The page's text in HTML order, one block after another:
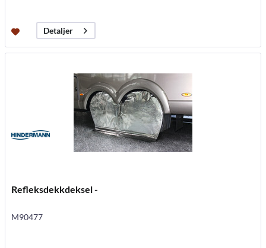
Detaljer
Refleksdekkdeksel -
M90477